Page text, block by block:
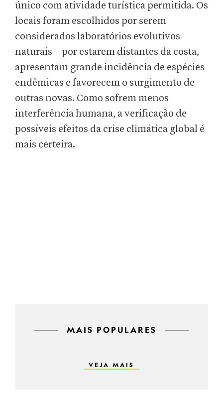
único com atividade turística permitida. Os
locais foram escolhidos por serem
considerados laboratórios evolutivos
naturais – por estarem distantes da costa,
apresentam grande incidência de espécies
endêmicas e favorecem o surgimento de
outras novas. Como sofrem menos
interferência humana, a verificação de
possíveis efeitos da crise climática global é
mais certeira.
MAIS POPULARES
VEJA MAIS